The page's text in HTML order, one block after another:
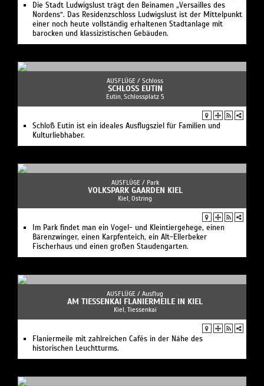
Die Stadt Ludwigslust trägt den Beinamen „Versailles des
Nordens“. Das Residenzschloss Ludwigslust ist der Mittelpunkt
einer noch heute vollständig erhaltenen Stadtanlage mit
barocken und klassizistischen Gebäuden.
AUSFLÜGE / Schloss
SCHLOSS EUTIN
Eutin, Schlossplatz 5
Schloß Eutin ist ein ideales Ausflugsziel für Familien und
Kulturliebhaber.
AUSFLÜGE / Park
VOLKSPARK GAARDEN KIEL
Kiel, Ostring
Im Park findet man ein Vogel- und Kleintiergehege, einen
Bärenzwinger, einen Karpfenteich, ein Alt-Ellerbeker
Fischerhaus und einen großen Staudengarten.
AUSFLÜGE / Ausflug
AM TIESSENKAI FLANIERMEILE IN KIEL
Kiel, Tiessenkai
Flaniermeile mit zahlreichen Cafés in der Nähe des
historischen Leuchtturms.